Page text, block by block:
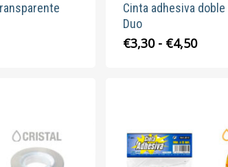
Cinta adhesiva doble
Duo
€3,30 - €4,50Rango
€4,50